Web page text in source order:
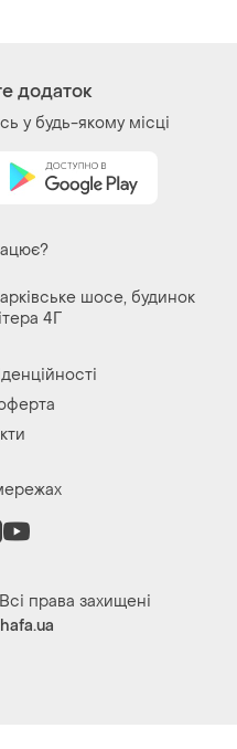
додаток
у будь-якому місці
шосе, будинок
4Г
права захищені